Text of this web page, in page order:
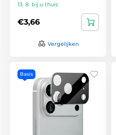
13. 8. bij u thuis
€3,66
Vergelijken
Basis